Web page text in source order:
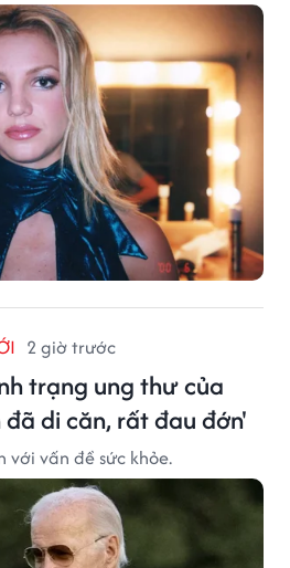
2 giờ trước
trạng ung thư của
di căn, rất đau đớn'
với vấn đề sức khỏe.